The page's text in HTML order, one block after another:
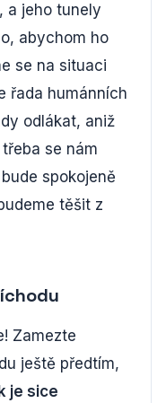
a jeho tunely
abychom ho
se na situaci
řada humánních
odlákat, aniž
se nám
spokojeně
těšit z
Zamezte
ještě předtím,
je sice